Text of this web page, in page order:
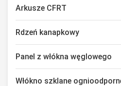
Arkusze CFRT
Rdzeń kanapkowy
Panel z włókna węglowego
Włókno szklane